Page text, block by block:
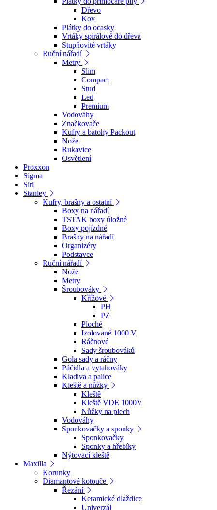
Dřevo
Kov
Plátky do ocasky
Vrtáky spirálové do dřeva
Stupňovité vrtáky
Ruční nářadí
Metry
Slim
Compact
Stud
Led
Premium
Vodováhy
Značkovače
Kufry a batohy Packout
Nože
Rukavice
Osvětlení
Proxxon
Sigma
Siri
Stanley
Kufry, brašny a ostatní
Boxy na nářadí
TSTAK boxy úložné
Boxy pojízdné
Brašny na nářadí
Organizéry
Podstavce
Ruční nářadí
Nože
Metry
Šroubováky
Křížové
PH
PZ
Ploché
Izolované 1000 V
Ráčnové
Sady šroubováků
Gola sady a ráčny
Páčidla a vytahováky
Kladiva a palice
Kleště a nůžky
Kleště
Kleště VDE 1000V
Nůžky na plech
Vodováhy
Sponkovačky a sponky
Sponkovačky
Sponky a hřebíky
Nýtovací kleště
Maxilla
Korunky
Diamantové kotouče
Řezání
Keramické dlaždice
Univerzál